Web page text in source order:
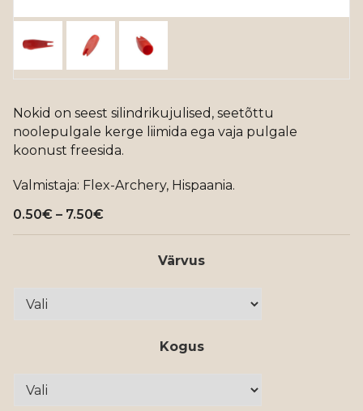
Nokid on seest silindrikujulised, seetõttu
noolepulgale kerge liimida ega vaja pulgale
koonust freesida.
Valmistaja: Flex-Archery, Hispaania.
0.50€ – 7.50€
Värvus
Kogus